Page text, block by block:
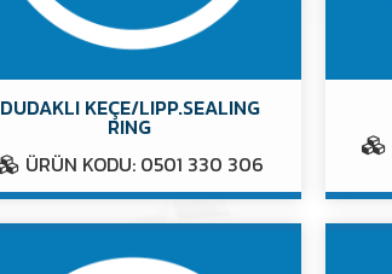
DUDAKLI KEÇE/LIPP.SEALING
RING
ÜRÜN KODU: 0501 330 306